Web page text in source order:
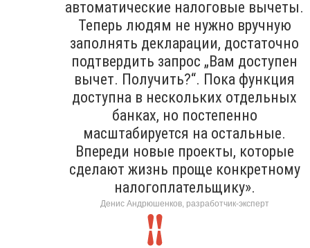
автоматические налоговые вычеты.
Теперь людям не нужно вручную
заполнять декларации, достаточно
подтвердить запрос „Вам доступен
вычет. Получить?“. Пока функция
доступна в нескольких отдельных
банках, но постепенно
масштабируется на остальные.
Впереди новые проекты, которые
сделают жизнь проще конкретному
налогоплательщику».
Денис Андрюшенков, разработчик-эксперт